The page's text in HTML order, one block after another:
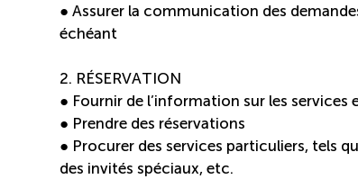
● Assurer la communication des
échéant
2. RÉSERVATION
● Fournir de l’information sur les
● Prendre des réservations
● Procurer des services particuliers, tels
des invités spéciaux, etc.